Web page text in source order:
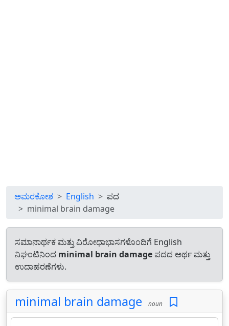
ಅಮರಕೋಶ English
ಪದ
minimal brain damage
ಸಮಾನಾರ್ಥಕ ಮತ್ತು ವಿರೋಧಾಭಾಸಗಳೊಂದಿಗೆ English
ನಿಘಂಟಿನಿಂದ minimal brain damage ಪದದ ಅರ್ಥ ಮತ್ತು
ಉದಾಹರಣೆಗಳು.
minimal brain damage noun